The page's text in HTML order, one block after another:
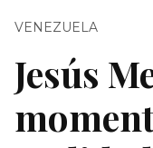
VENEZUELA
Jesús